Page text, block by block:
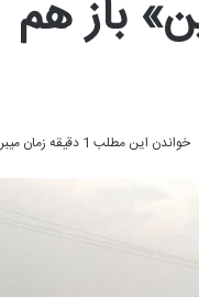
باز هم
خواندن این مطلب 1 دقیقه زمان میبرد